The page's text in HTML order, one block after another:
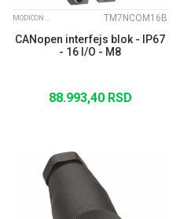
MODICON TM7 IP67 MODULARNI I/O SISTEM TM7NCOM16B
CANopen interfejs blok - IP67
- 16 I/O - M8
88.993,40 RSD